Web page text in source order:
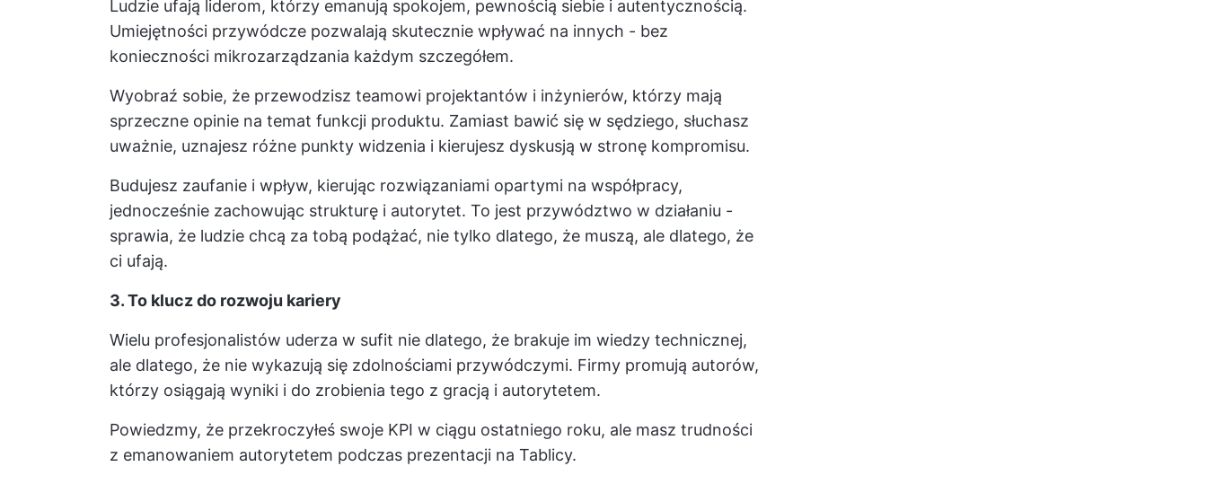
Ludzie ufają liderom, którzy emanują spokojem, pewnością siebie i autentycznością.
Umiejętności przywódcze pozwalają skutecznie wpływać na innych - bez
konieczności mikrozarządzania każdym szczegółem.
Wyobraź sobie, że przewodzisz teamowi projektantów i inżynierów, którzy mają
sprzeczne opinie na temat funkcji produktu. Zamiast bawić się w sędziego, słuchasz
uważnie, uznajesz różne punkty widzenia i kierujesz dyskusją w stronę kompromisu.
Budujesz zaufanie i wpływ, kierując rozwiązaniami opartymi na współpracy,
jednocześnie zachowując strukturę i autorytet. To jest przywództwo w działaniu -
sprawia, że ludzie chcą za tobą podążać, nie tylko dlatego, że muszą, ale dlatego, że
ci ufają.
3. To klucz do rozwoju kariery
Wielu profesjonalistów uderza w sufit nie dlatego, że brakuje im wiedzy technicznej,
ale dlatego, że nie wykazują się zdolnościami przywódczymi. Firmy promują autorów,
którzy osiągają wyniki i do zrobienia tego z gracją i autorytetem.
Powiedzmy, że przekroczyłeś swoje KPI w ciągu ostatniego roku, ale masz trudności
z emanowaniem autorytetem podczas prezentacji na Tablicy.